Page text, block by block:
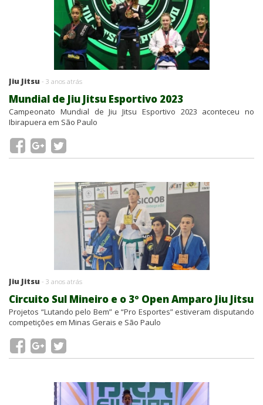
Jiu Jitsu - 3 anos atrás
Mundial de Jiu Jitsu Esportivo 2023
Campeonato Mundial de Jiu Jitsu Esportivo 2023 aconteceu no
Ibirapuera em São Paulo
Jiu Jitsu - 3 anos atrás
Circuito Sul Mineiro e o 3º Open Amparo Jiu Jitsu
Projetos “Lutando pelo Bem” e “Pro Esportes” estiveram disputando
competições em Minas Gerais e São Paulo